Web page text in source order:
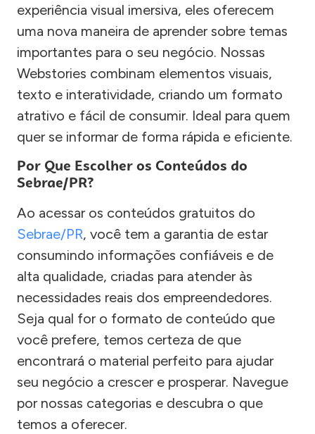
experiência visual imersiva, eles oferecem
uma nova maneira de aprender sobre temas
importantes para o seu negócio. Nossas
Webstories combinam elementos visuais,
texto e interatividade, criando um formato
atrativo e fácil de consumir. Ideal para quem
quer se informar de forma rápida e eficiente.
Por Que Escolher os Conteúdos do
Sebrae/PR?
Ao acessar os conteúdos gratuitos do
Sebrae/PR, você tem a garantia de estar
consumindo informações confiáveis e de
alta qualidade, criadas para atender às
necessidades reais dos empreendedores.
Seja qual for o formato de conteúdo que
você prefere, temos certeza de que
encontrará o material perfeito para ajudar
seu negócio a crescer e prosperar. Navegue
por nossas categorias e descubra o que
temos a oferecer.